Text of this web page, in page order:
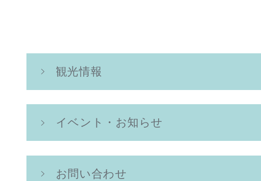
観光情報
イベント・お知らせ
お問い合わせ